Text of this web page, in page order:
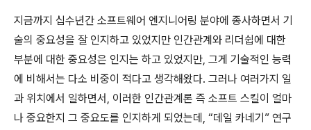
지금까지 십수년간 소프트웨어 엔지니어링 분야에 종사하면서 기
술의 중요성을 잘 인지하고 있었지만 인간관계와 리더쉽에 대한
부분에 대한 중요성은 인지는 하고 있었지만, 그게 기술적인 능력
에 비해서는 다소 비중이 적다고 생각해왔다. 그러나 여러가지 일
과 위치에서 일하면서, 이러한 인간관계론 즉 소프트 스킬이 얼마
나 중요한지 그 중요도를 인지하게 되었는데, “데일 카네기” 연구